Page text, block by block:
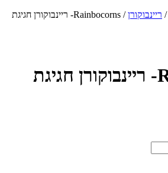
ריינבוקורן
/ Rainbocorns- ריינבוקורן חגיגת
Rainbocorns- ריינבוקורן חגיגת